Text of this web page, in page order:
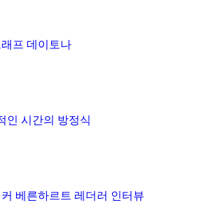
프 데이토나
인 시간의 방정식
베른하르트 레더러 인터뷰